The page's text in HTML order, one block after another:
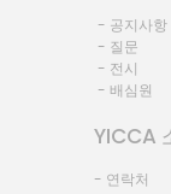
- 공지사항
- 질문
- 전시
- 배심원
YICCA
- 연락처